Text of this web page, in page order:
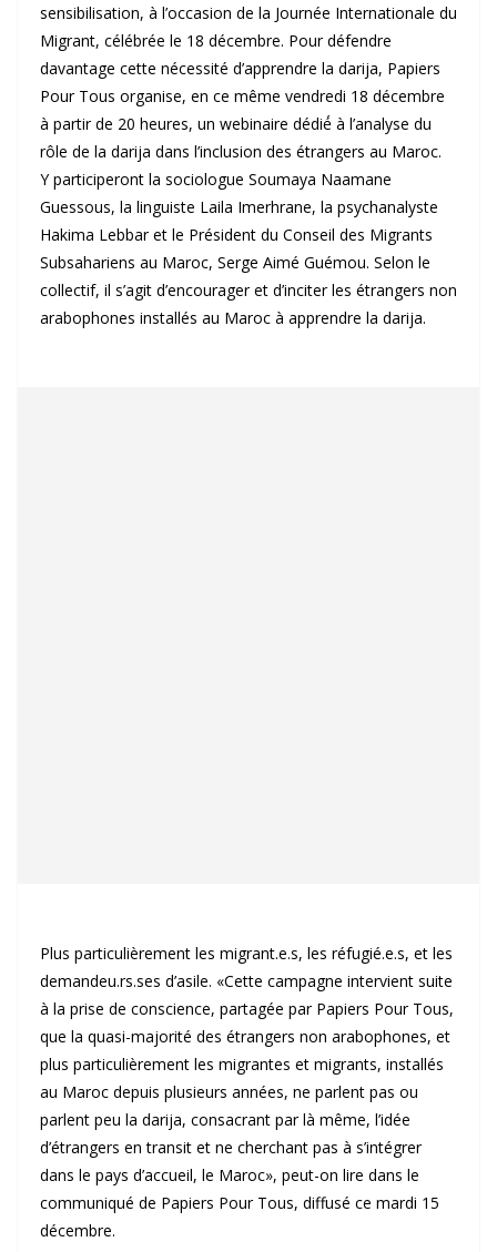
sensibilisation, à l’occasion de la Journée Internationale du
Migrant, célébrée le 18 décembre. Pour défendre
davantage cette nécessité d’apprendre la darija, Papiers
Pour Tous organise, en ce même vendredi 18 décembre
à partir de 20 heures, un webinaire dédié́ à l’analyse du
rôle de la darija dans l’inclusion des étrangers au Maroc.
Y participeront la sociologue Soumaya Naamane
Guessous, la linguiste Laila Imerhrane, la psychanalyste
Hakima Lebbar et le Président du Conseil des Migrants
Subsahariens au Maroc, Serge Aimé Guémou. Selon le
collectif, il s’agit d’encourager et d’inciter les étrangers non
arabophones installés au Maroc à apprendre la darija.
Plus particulièrement les migrant.e.s, les réfugié.e.s, et les
demandeu.rs.ses d’asile. «Cette campagne intervient suite
à la prise de conscience, partagée par Papiers Pour Tous,
que la quasi-majorité des étrangers non arabophones, et
plus particulièrement les migrantes et migrants, installés
au Maroc depuis plusieurs années, ne parlent pas ou
parlent peu la darija, consacrant par là même, l’idée
d’étrangers en transit et ne cherchant pas à s’intégrer
dans le pays d’accueil, le Maroc», peut-on lire dans le
communiqué de Papiers Pour Tous, diffusé ce mardi 15
décembre.